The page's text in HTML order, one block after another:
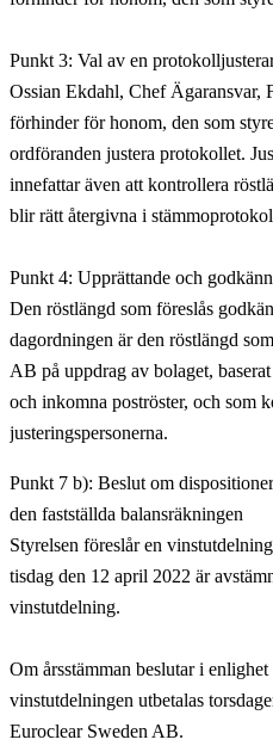
Punkt 3: Val av en
Ossian Ekdahl, Chef Ägaransvar,
förhinder för honom, den som
ordföranden justera protokollet.
innefattar även att kontrollera
blir rätt återgivna i
Punkt 4: Upprättande och
Den röstlängd som föreslås
dagordningen är den röstlängd
AB på uppdrag av bolaget,
och inkomna poströster, och som
justeringspersonerna.
Punkt 7 b): Beslut om
den fastställda balansräkningen
Styrelsen föreslår en
tisdag den 12 april 2022 är
vinstutdelning.
Om årsstämman beslutar i
vinstutdelningen utbetalas
Euroclear Sweden AB.